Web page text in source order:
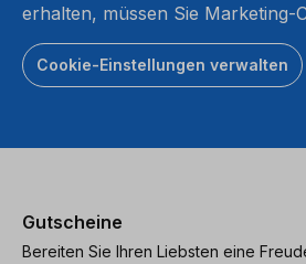
erhalten, müssen Sie Marketing-
Cookie-Einstellungen verwalten
Gutscheine
Bereiten Sie Ihren Liebsten eine